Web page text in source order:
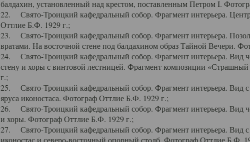
балдахин, установленный над крестом, поставленным Петром I.
22. Свято-Троицкий кафедральный собор. Фрагмент интерьера.
Оттлие Б.Ф. 1929 г.;
23. Свято-Троицкий кафедральный собор. Фрагмент интерьера.
вратами. На восточной стене под балдахином образ Тайной Вечери.
24. Свято-Троицкий кафедральный собор. Фрагмент интерьера. Вид
стену и хоры с винтовой лестницей. Фрагмент композиции
г.;
25. Свято-Троицкий кафедральный собор. Фрагмент интерьера. Вид с
яруса иконостаса. Фотограф Оттлие Б.Ф. 1929 г.;
26. Свято-Троицкий кафедральный собор. Фрагмент интерьера. Вид
и хоры. Фотограф Оттлие Б.Ф. 1929 г.;
27. Свято-Троицкий кафедральный собор. Фрагмент интерьера. Вид
иконостас и северо-восточный опорный столб. Фотограф Оттлие Б.Ф.